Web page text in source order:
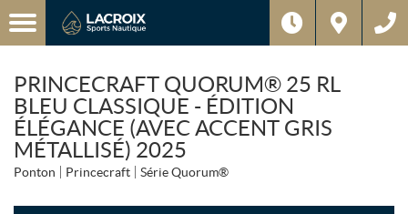
PRINCECRAFT QUORUM® 25 RL
BLEU CLASSIQUE - ÉDITION
ÉLÉGANCE (AVEC ACCENT GRIS
MÉTALLISÉ) 2025
Ponton Princecraft Série Quorum®